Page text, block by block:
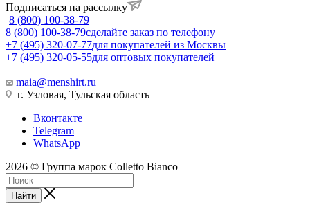
Подписаться на рассылку
8 (800) 100-38-79
8 (800) 100-38-79сделайте заказ по телефону
+7 (495) 320-07-77для покупателей из Москвы
+7 (495) 320-05-55для оптовых покупателей
maia@menshirt.ru
г. Узловая, Тульская область
Вконтакте
Telegram
WhatsApp
2026 © Группа марок Colletto Bianco
Найти